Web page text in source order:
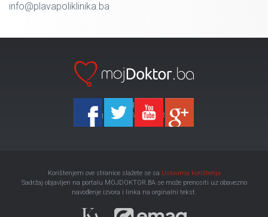
info@plavapoliklinika.ba
Ka-Agencija
Copyright 2026 All Right Reserved
Korištenjem ove stranice slažete se sa Uslovima korištenja
Sadržaj objavljen na portalu MOJDOKTOR.BA se može prenositi uz obavezno
navođenje izvora i linka na orginalni tekst.